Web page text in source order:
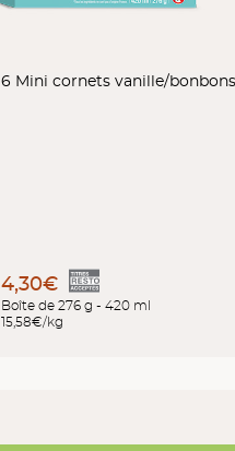
6 Mini cornets vanille/bonbons
4,30€
Boîte de 276 g - 420 ml
15,58€/kg